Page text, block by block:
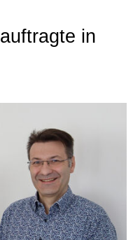
in